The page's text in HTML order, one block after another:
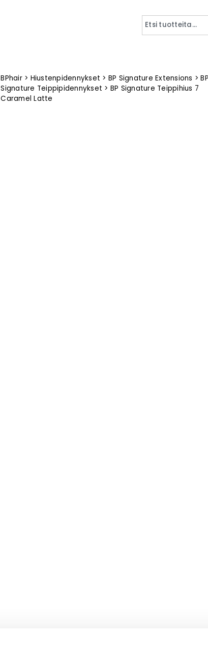
BPhair> Hiustenpidennykset > BP Signature Extensions >BP
Signature Teippipidennykset > BP Signature Teippihius 7
Caramel Latte